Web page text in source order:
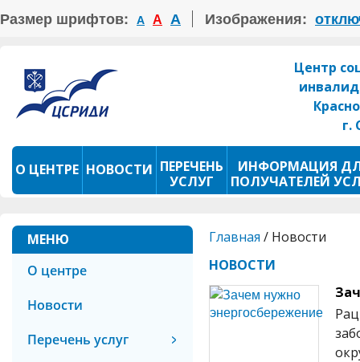
Размер шрифтов: А А А Изображения:
Центр
г.
О ЦЕНТРЕ НОВОСТИ ПЕРЕЧЕНЬ
УСЛУГ
ИНФОРМАЦИЯ
ПОЛУЧАТЕЛЕЙ
ПРОКАТ ТСР ФОТОКОНКУРС
МЕНЮ
О центре
Новости
Перечень услуг
Главная / Новости
НОВОСТИ